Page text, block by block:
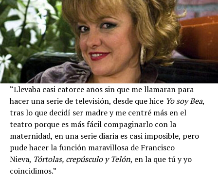
“Llevaba casi catorce años sin que me llamaran para
hacer una serie de televisión, desde que hice Yo soy Bea,
tras lo que decidí ser madre y me centré más en el
teatro porque es más fácil compaginarlo con la
maternidad, en una serie diaria es casi imposible, pero
pude hacer la función maravillosa de Francisco
Nieva, Tórtolas, crepúsculo y Telón, en la que tú y yo
coincidimos.”